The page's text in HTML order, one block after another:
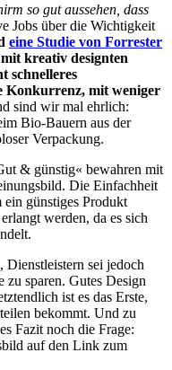
so gut aussehen, dass
Jobs über die Wichtigkeit
eine Studie von Forrester
kreativ designten
schnelleres
Konkurrenz, mit weniger
sind wir mal ehrlich:
Bio-Bauern aus der
Verpackung.
& günstig« bewahren mit
Die Einfachheit
ein günstiges Produkt
werden, da es sich
Dienstleistern sei jedoch
zu sparen. Gutes Design
ist es das Erste,
bekommt. Und zu
Fazit noch die Frage:
auf den Link zum